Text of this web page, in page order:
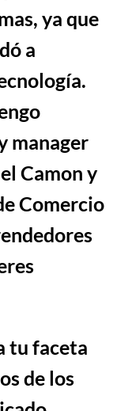
ya que
ó a
.
manager
Camon y
Comercio
tu faceta
de los